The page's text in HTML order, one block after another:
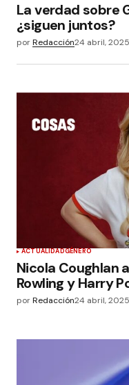
La verdad sobre
¿siguen juntos?
porRedacción24 abril, 2025
ACTUALIDADGÉNERO
Nicola Coughlan
Rowling y Harry
porRedacción24 abril, 2025